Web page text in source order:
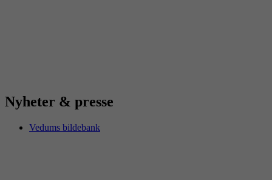
Nyheter & presse
Vedums bildebank